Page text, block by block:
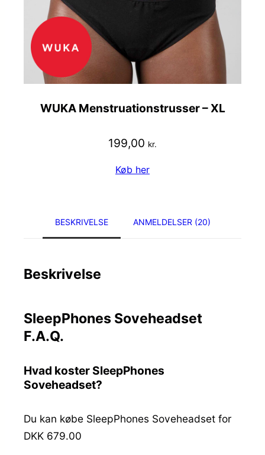
WUKA Menstruationstrusser – XL
199,00 kr.
Køb her
BESKRIVELSE ANMELDELSER (20)
Beskrivelse
SleepPhones Soveheadset
F.A.Q.
Hvad koster SleepPhones
Soveheadset?
Du kan købe SleepPhones Soveheadset for
DKK 679.00